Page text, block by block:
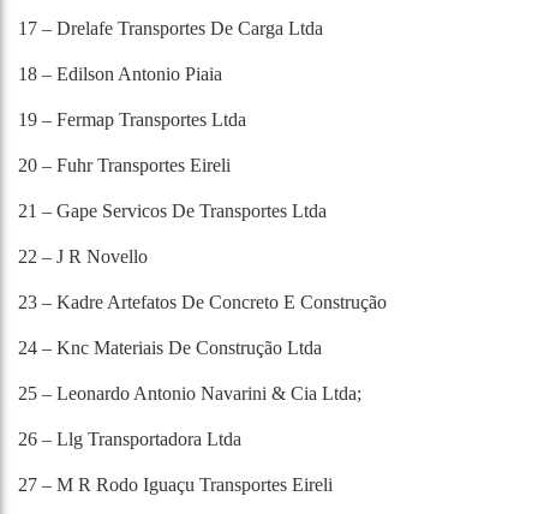
17 – Drelafe Transportes De Carga Ltda
18 – Edilson Antonio Piaia
19 – Fermap Transportes Ltda
20 – Fuhr Transportes Eireli
21 – Gape Servicos De Transportes Ltda
22 – J R Novello
23 – Kadre Artefatos De Concreto E Construção
24 – Knc Materiais De Construção Ltda
25 – Leonardo Antonio Navarini & Cia Ltda;
26 – Llg Transportadora Ltda
27 – M R Rodo Iguaçu Transportes Eireli